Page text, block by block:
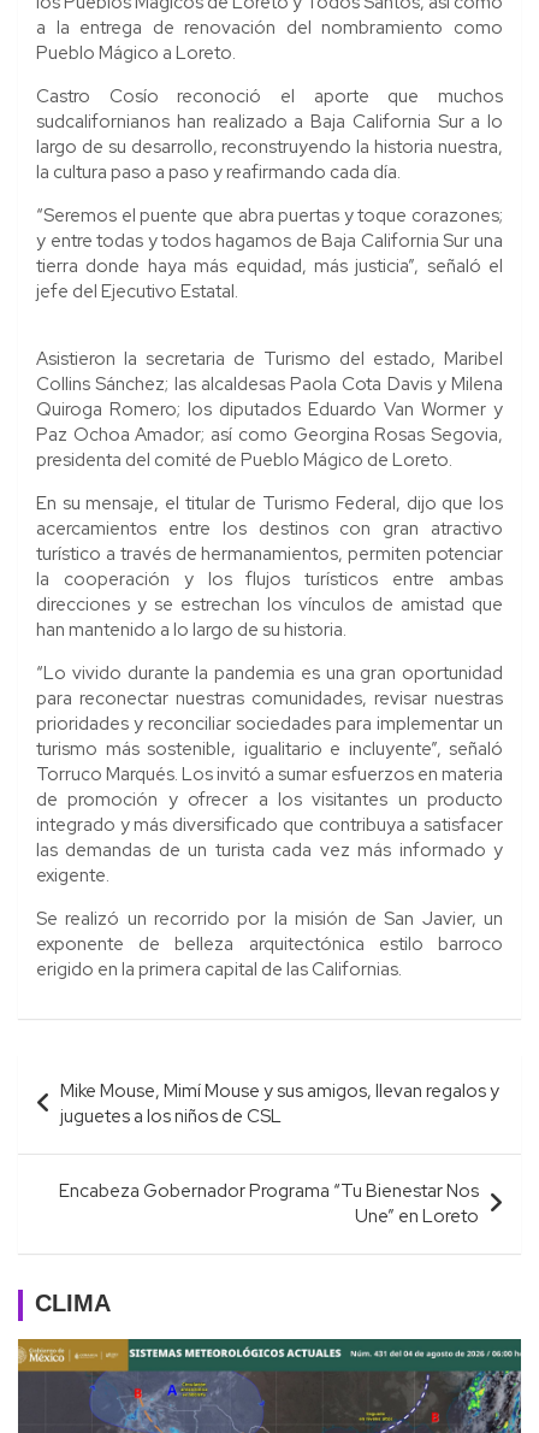
a la entrega de renovación del nombramiento como
Pueblo Mágico a Loreto.
Castro Cosío reconoció el aporte que muchos
sudcalifornianos han realizado a Baja California Sur a lo
largo de su desarrollo, reconstruyendo la historia nuestra,
la cultura paso a paso y reafirmando cada día.
“Seremos el puente que abra puertas y toque corazones;
y entre todas y todos hagamos de Baja California Sur una
tierra donde haya más equidad, más justicia”, señaló el
jefe del Ejecutivo Estatal.
Asistieron la secretaria de Turismo del estado, Maribel
Collins Sánchez; las alcaldesas Paola Cota Davis y Milena
Quiroga Romero; los diputados Eduardo Van Wormer y
Paz Ochoa Amador; así como Georgina Rosas Segovia,
presidenta del comité de Pueblo Mágico de Loreto.
En su mensaje, el titular de Turismo Federal, dijo que los
acercamientos entre los destinos con gran atractivo
turístico a través de hermanamientos, permiten potenciar
la cooperación y los flujos turísticos entre ambas
direcciones y se estrechan los vínculos de amistad que
han mantenido a lo largo de su historia.
“Lo vivido durante la pandemia es una gran oportunidad
para reconectar nuestras comunidades, revisar nuestras
prioridades y reconciliar sociedades para implementar un
turismo más sostenible, igualitario e incluyente”, señaló
Torruco Marqués. Los invitó a sumar esfuerzos en materia
de promoción y ofrecer a los visitantes un producto
integrado y más diversificado que contribuya a satisfacer
las demandas de un turista cada vez más informado y
exigente.
Se realizó un recorrido por la misión de San Javier, un
exponente de belleza arquitectónica estilo barroco
erigido en la primera capital de las Californias.
Navegación
de
entradas
Mike Mouse, Mimí Mouse y sus amigos, llevan regalos y
juguetes a los niños de CSL
Encabeza Gobernador Programa “Tu Bienestar Nos
Une” en Loreto
CLIMA